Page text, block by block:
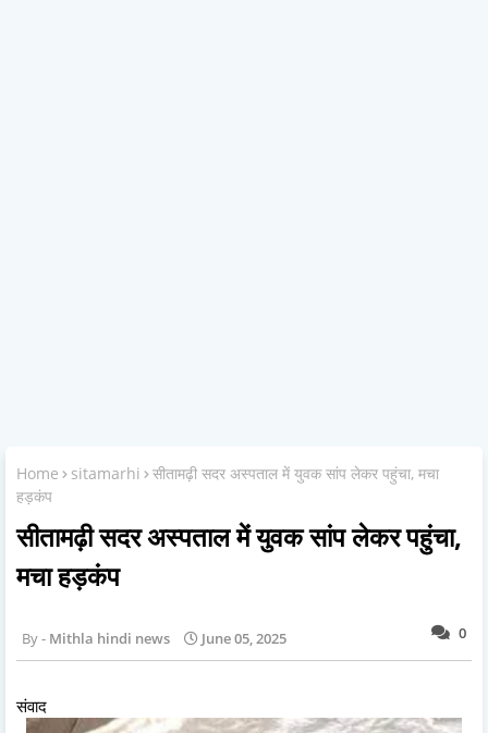
Home sitamarhi
सीतामढ़ी सदर अस्पताल में युवक सांप लेकर पहुंचा, मचा
हड़कंप
सीतामढ़ी सदर अस्पताल में युवक सांप लेकर पहुंचा,
मचा हड़कंप
0
Mithla hindi news June 05, 2025
संवाद